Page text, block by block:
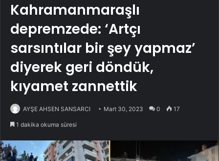
Kahramanmaraşlı
depremzede: ‘Artçı
sarsıntılar bir şey yapmaz’
diyerek geri döndük,
kıyamet zannettik
AYŞE AHSEN SANSARCI Mart 30, 2023 0 17
1 dakika okuma süresi